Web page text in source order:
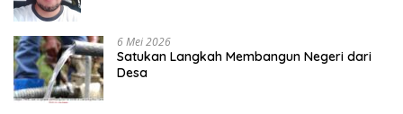
6 Mei 2026
Satukan Langkah Membangun Negeri dari
Desa